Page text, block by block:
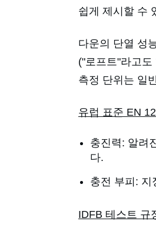
쉽게 제시할 수
다운의 단열 성
("로프트"라고
측정 단위는 일
유럽 표준 EN
충진력: 알려
다.
충전 부피: 지
IDFB 테스트 규